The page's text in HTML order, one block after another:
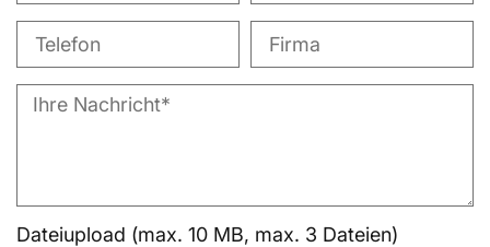
Dateiupload (max. 10 MB, max. 3 Dateien)